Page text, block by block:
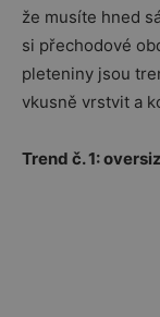
že musíte hned
si přechodové
pleteniny jsou
vkusně vrstvit a
Trend č. 1: